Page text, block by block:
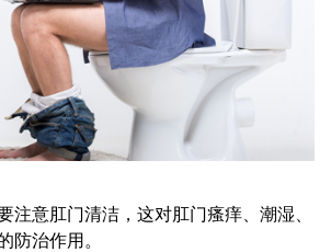
注意肛门清洁，这对肛门瘙痒、潮湿、
防治作用。